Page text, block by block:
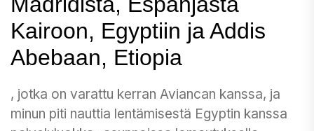
Kairoon, Egyptiin ja Addis
Abebaan, Etiopia
, jotka on varattu kerran Aviancan kanssa, ja
minun piti nauttia lentämisestä Egyptin kanssa